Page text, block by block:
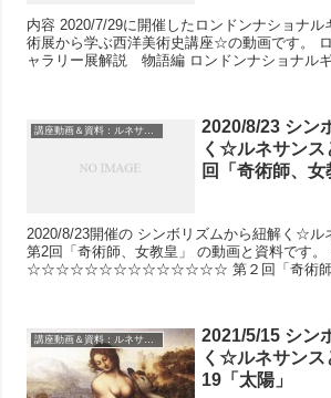
内容 2020/7/29に開催したロンドンナショナル
術展から学ぶ西洋美術史講座☆の動画です。 ロンドンナショナルギ
ャラリー展解説 物語編 ロンドンナショナルギャラリー展『人〜
2020/8/23 シン
く☆ルネサン
回「奇術師、女
2020/8/23開催の シンボリズムから紐解く☆ルネサンスとタロット
第2回「奇術師、女教皇」 の動画と資料です。 内容
☆☆☆☆☆☆☆☆☆☆☆☆☆☆ 第２回「奇術師、
2021/5/15 シン
く☆ルネサン
19「太陽」